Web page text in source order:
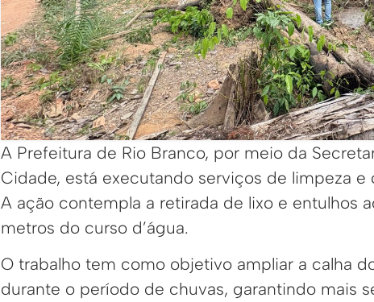
A Prefeitura de Rio Branco, por meio da
Cidade, está executando serviços de limpeza e
A ação contempla a retirada de lixo e entulhos
metros do curso d’água.
O trabalho tem como objetivo ampliar a calha
durante o período de chuvas, garantindo mais